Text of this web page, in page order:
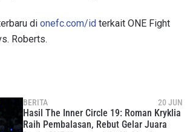
di onefc.com/id terkait ONE Fight
Roberts.
BERITA 20 JUN
Hasil The Inner Circle 19: Roman Kryklia
Raih Pembalasan, Rebut Gelar Juara